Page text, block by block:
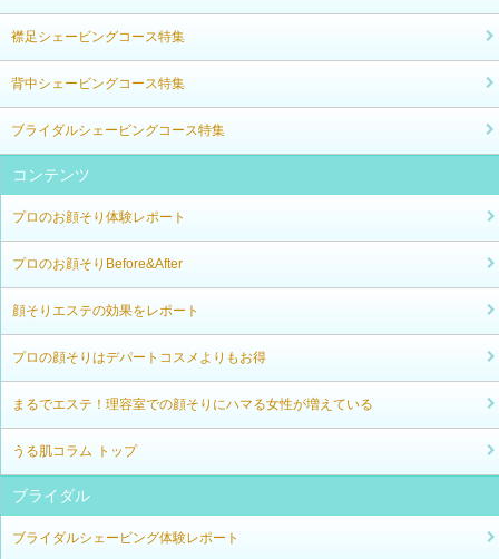
襟足シェービングコース特集
背中シェービングコース特集
ブライダルシェービングコース特集
コンテンツ
プロのお顔そり体験レポート
プロのお顔そりBefore&After
顔そりエステの効果をレポート
プロの顔そりはデパートコスメよりもお得
まるでエステ！理容室での顔そりにハマる女性が増えている
うる肌コラム トップ
ブライダル
ブライダルシェービング体験レポート